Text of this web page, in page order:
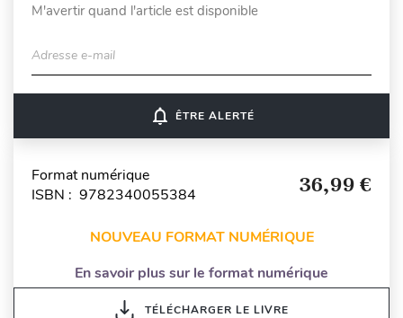
M'avertir quand l'article est disponible
Adresse e-mail
notifications_none ÊTRE ALERTÉ
Format numérique
ISBN : 9782340055384
36,99 €
NOUVEAU FORMAT NUMÉRIQUE
En savoir plus sur le format numérique
TÉLÉCHARGER LE LIVRE